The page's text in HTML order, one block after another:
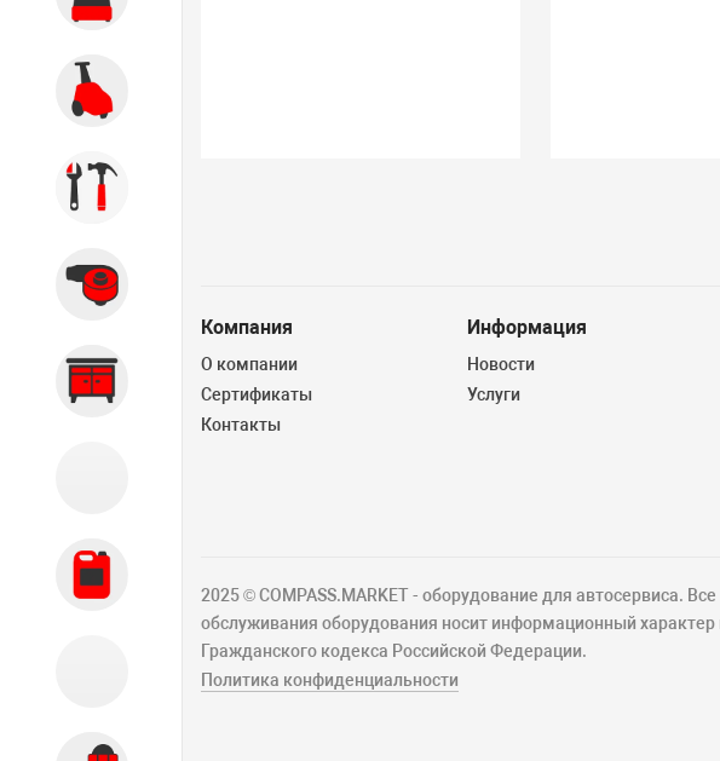
Акции
Компания
О компании
Сертификаты
Контакты
Информация
Новости
Услуги
2025 © COMPASS.MARKET - оборудование для автосервиса.
обслуживания оборудования носит информационный
Гражданского кодекса Российской Федерации.
Политика конфиденциальности